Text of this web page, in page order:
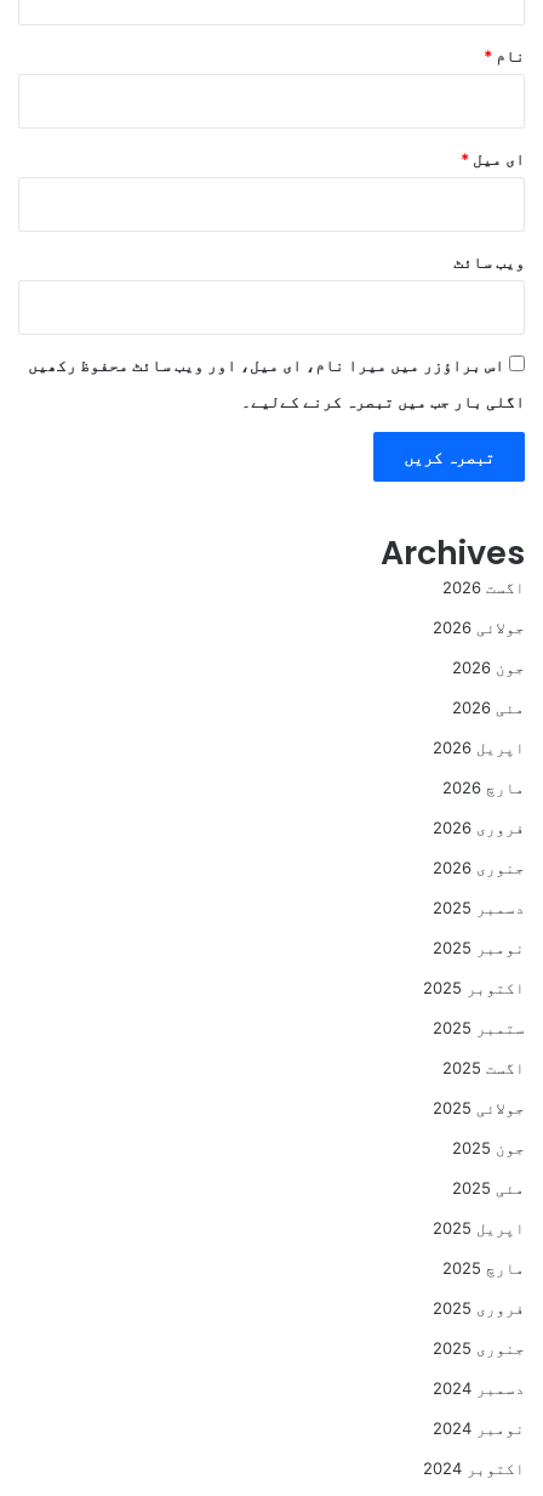
نام *
ای میل *
ویب‌ سائٹ
اس براؤزر میں میرا نام، ای میل، اور ویب سائٹ محفوظ رکھیں
اگلی بار جب میں تبصرہ کرنے کےلیے۔
Archives
اگست 2026
جولائی 2026
جون 2026
مئی 2026
اپریل 2026
مارچ 2026
فروری 2026
جنوری 2026
دسمبر 2025
نومبر 2025
اکتوبر 2025
ستمبر 2025
اگست 2025
جولائی 2025
جون 2025
مئی 2025
اپریل 2025
مارچ 2025
فروری 2025
جنوری 2025
دسمبر 2024
نومبر 2024
اکتوبر 2024